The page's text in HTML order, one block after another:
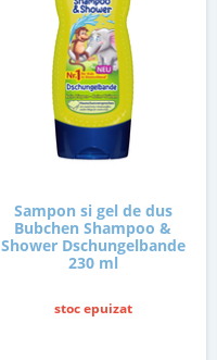
Sampon si gel de dus
Bubchen Shampoo &
Shower Dschungelbande
230 ml
stoc epuizat